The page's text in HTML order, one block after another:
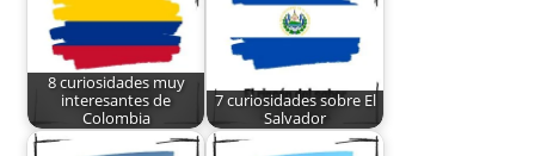
8 curiosidades muy
interesantes de
Colombia
7 curiosidades sobre El
Salvador